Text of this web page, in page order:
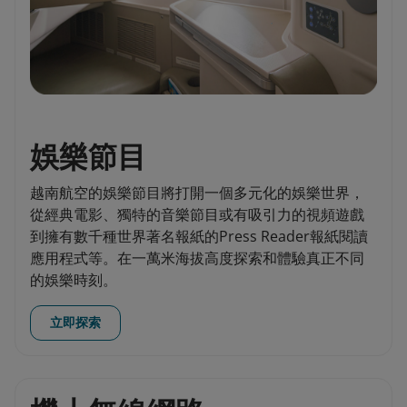
娛樂節目
越南航空的娛樂節目將打開一個多元化的娛樂世界，
從經典電影、獨特的音樂節目或有吸引力的視頻遊戲
到擁有數千種世界著名報紙的Press Reader報紙閱讀
應用程式等。在一萬米海拔高度探索和體驗真正不同
的娛樂時刻。
立即探索